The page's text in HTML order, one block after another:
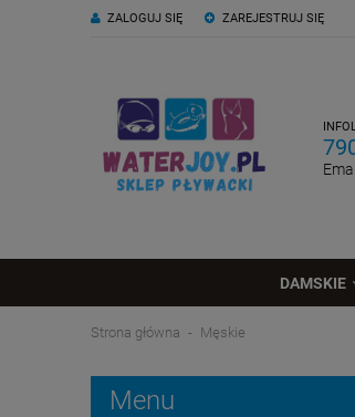
ZAREJESTRUJ SIĘ
ZALOGUJ SIĘ
DAMSKIE
Strona główna Męskie
Menu